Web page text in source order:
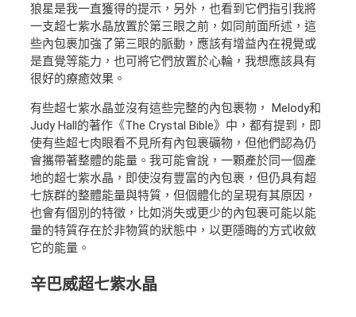
狼星是我一直獲得的提示，另外，也看到它們指引我將
一支超七紫水晶放置於第三眼之前，如同前面所述，這
些內包裹加強了第三眼的脈動，應該有增益內在視覺或
是直覺等能力，也可將它們放置於心輪，我想應該具有
很好的療癒效果。
有些超七紫水晶並沒有這些完整的內包裹物， Melody和
Judy Hall的著作《The Crystal Bible》中，都有提到，即
使有些超七肉眼看不見所有內包裹礦物，但他們認為仍
會攜帶著整體的能量。我可能會說，一顆產於同一個產
地的超七紫水晶，即使沒有豐富的內包裹，但仍具有超
七族群的整體能量與特質，但個體化的呈現有其原因，
也會有個別的特徵，比如消失或更少的內包裹可能以能
量的特質存在於非物質的狀態中，以更隱晦的方式收斂
它的能量。
辛巴威超七紫水晶